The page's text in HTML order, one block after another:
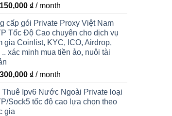
150,000 ₫ / month
cấp gói Private Proxy Việt Nam
Tốc Độ Cao chuyên cho dịch vụ
gia Coinlist, KYC, ICO, Airdrop,
.. xác minh mua tiền ảo, nuôi tài
300,000 ₫ / month
Thuê Ipv6 Nước Ngoài Private loại
Sock5 tốc độ cao lựa chọn theo
gia